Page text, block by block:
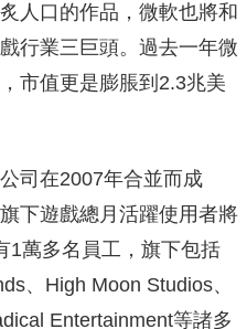
人口的作品，微軟也將和
行業三巨頭。過去一年微
市值更是膨脹到2.3兆美
司在2007年合並而成
下遊戲總月活躍使用者將
1萬多名員工，旗下包括
、High Moon Studios、
Entertainment等諸多